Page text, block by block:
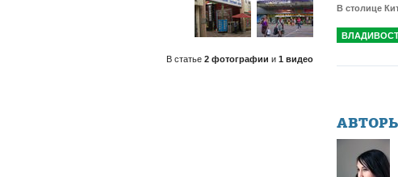
В статье 2 фотографии и 1 видео
В столице